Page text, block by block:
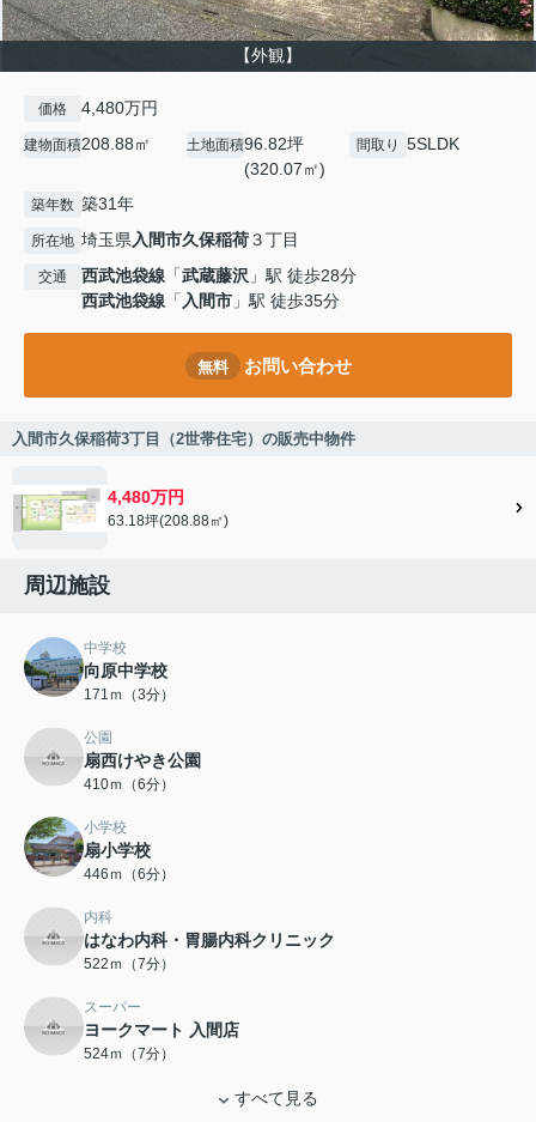
【外観】
価格 4,480万円
建物面積208.88㎡ 土地面積96.82坪
(320.07㎡)
間取り 5SLDK
築年数 築31年
所在地 埼玉県入間市久保稲荷３丁目
交通 西武池袋線 「武蔵藤沢 」駅 徒歩28分
西武池袋線 「入間市 」駅 徒歩35分
無料 お問い合わせ
入間市久保稲荷3丁目（2世帯住宅）の販売中物件
4,480万円
63.18坪(208.88㎡)
周辺施設
中学校
向原中学校
171ｍ（3分）
公園
扇西けやき公園
410ｍ（6分）
小学校
扇小学校
446ｍ（6分）
内科
はなわ内科・胃腸内科クリニック
522ｍ（7分）
スーパー
ヨークマート 入間店
524ｍ（7分）
すべて見る